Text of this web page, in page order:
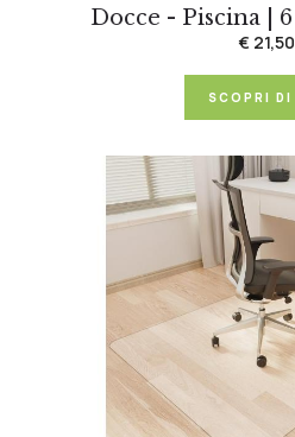
Docce - Piscina |
€ 21,50
SCOPRI DI